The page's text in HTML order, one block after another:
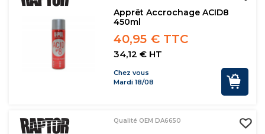
Apprêt Accrochage ACID8
450ml
40,95 € TTC
34,12 € HT
Chez vous
Mardi 18/08
Qualité OEM DA6650